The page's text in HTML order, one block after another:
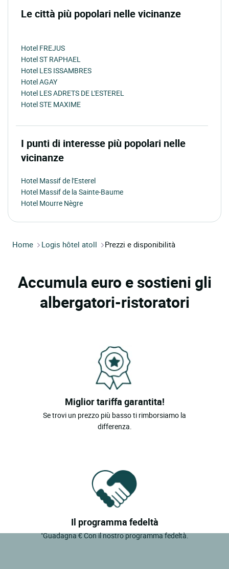
Le città più popolari nelle vicinanze
Hotel FREJUS
Hotel ST RAPHAEL
Hotel LES ISSAMBRES
Hotel AGAY
Hotel LES ADRETS DE L'ESTEREL
Hotel STE MAXIME
I punti di interesse più popolari nelle
vicinanze
Hotel Massif de l'Esterel
Hotel Massif de la Sainte-Baume
Hotel Mourre Nègre
Home Logis hôtel atoll Prezzi e disponibilità
Accumula euro e sostieni gli
albergatori-ristoratori
Miglior tariffa garantita!
Se trovi un prezzo più basso ti rimborsiamo la
differenza.
Il programma fedeltà
"Guadagna € Con il nostro programma fedeltà.